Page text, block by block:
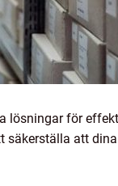
lösningar för
säkerställa att